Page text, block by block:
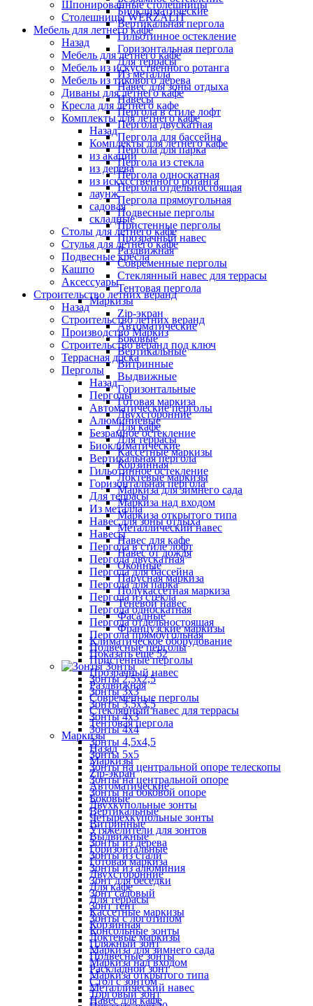
Биоклиматические
Вертикальная пергола
Гильотинное остекление
Горизонтальная пергола
Для террасы
Из металла
Навес для зоны отдыха
Навесы
Пергола в стиле лофт
Пергола двускатная
Пергола для бассейна
Пергола для парка
Пергола из стекла
Пергола односкатная
Пергола отдельностоящая
Пергола прямоугольная
Подвесные перголы
Пристенные перголы
Прозрачный навес
Раздвижная
Современные перголы
Стеклянный навес для террасы
Тентовая пергола
Маркизы
Zip-экран
Автоматические
Боковые
Вертикальные
Витринные
Выдвижные
Горизонтальные
Готовая маркиза
Двухсторонние
Для кафе
Для террасы
Кассетные маркизы
Корзинная
Локтевые маркизы
Маркиза для зимнего сада
Маркиза над входом
Маркиза открытого типа
Металлический навес
Навес для кафе
Навес от дождя
Оконные
Парусная маркиза
Полукассетная маркиза
Теневой навес
Фасадные
Французские маркизы
Климатическое оборудование
Показать ещё 52
Зонты
Зонты 2,5х2,5
Зонты 3х3
Зонты 3,5х3,5
Зонты 4х3
Зонты 4х4
Зонты 4,5х4,5
Зонты 5х5
Зонты на центральной опоре телескопы
Зонты на центральной опоре
Зонты на боковой опоре
Двухкупольные зонты
Четырехкупольные зонты
Утяжелители для зонтов
Зонты из дерева
Зонты из стали
Зонты из алюминия
Зонт для беседки
Зонт садовый
Зонт тент
Зонты с логотипом
Консольные зонты
Пляжный зонт
Подвесные зонты
Раскладной зонт
Стол с зонтом
Торговый зонт
Шпонированные столешницы
Столешницы WERZALIT
Мебель для летнего кафе
Назад
Мебель для летнего кафе
Мебель из искусственного ротанга
Мебель из тикового дерева
Диваны для летнего кафе
Кресла для летнего кафе
Комплекты для летнего кафе
Назад
Комплекты для летнего кафе
из акации
из дерева
из искусственного ротанга
лаунж
садовая
складные
Столы для летнего кафе
Стулья для летнего кафе
Подвесные кресла
Кашпо
Аксессуары
Строительство летних веранд
Назад
Строительство летних веранд
Производство Маркиз
Строительство веранд под ключ
Террасная доска
Перголы
Назад
Перголы
Автоматические перголы
Алюминиевые
Безрамное остекление
Биоклиматические
Вертикальная пергола
Гильотинное остекление
Горизонтальная пергола
Для террасы
Из металла
Навес для зоны отдыха
Навесы
Пергола в стиле лофт
Пергола двускатная
Пергола для бассейна
Пергола для парка
Пергола из стекла
Пергола односкатная
Пергола отдельностоящая
Пергола прямоугольная
Подвесные перголы
Пристенные перголы
Прозрачный навес
Раздвижная
Современные перголы
Стеклянный навес для террасы
Тентовая пергола
Маркизы
Назад
Маркизы
Zip-экран
Автоматические
Боковые
Вертикальные
Витринные
Выдвижные
Горизонтальные
Готовая маркиза
Двухсторонние
Для кафе
Для террасы
Кассетные маркизы
Корзинная
Локтевые маркизы
Маркиза для зимнего сада
Маркиза над входом
Маркиза открытого типа
Металлический навес
Навес для кафе